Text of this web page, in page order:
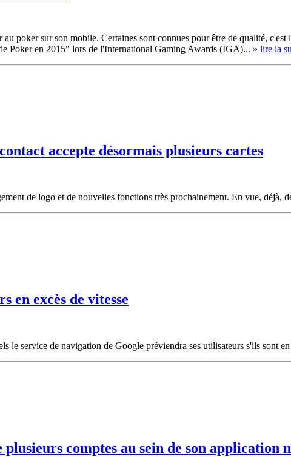
poker sur son mobile. Certaines sont connues pour être de qualité,
Poker en 2015" lors de l'International Gaming Awards (IGA)... » lire la
accepte désormais plusieurs cartes
de logo et de nouvelles fonctions très prochainement. En vue, déjà,
en excès de vitesse
le service de navigation de Google préviendra ses utilisateurs s'ils sont
plusieurs comptes au sein de son application